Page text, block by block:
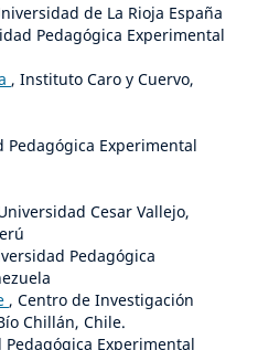
de La Rioja España
Pedagógica Experimental
, Instituto Caro y Cuervo,
Pedagógica Experimental
Cesar Vallejo,
Pedagógica
, Centro de Investigación
Chillán, Chile.
Pedagógica Experimental